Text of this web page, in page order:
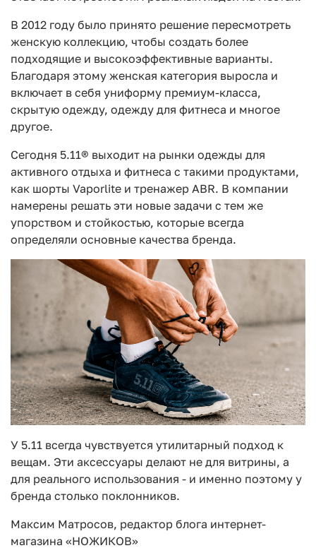
В 2012 году было принято решение пересмотреть
женскую коллекцию, чтобы создать более
подходящие и высокоэффективные варианты.
Благодаря этому женская категория выросла и
включает в себя униформу премиум-класса,
скрытую одежду, одежду для фитнеса и многое
другое.
Сегодня 5.11® выходит на рынки одежды для
активного отдыха и фитнеса с такими продуктами,
как шорты Vaporlite и тренажер ABR. В компании
намерены решать эти новые задачи с тем же
упорством и стойкостью, которые всегда
определяли основные качества бренда.
У 5.11 всегда чувствуется утилитарный подход к
вещам. Эти аксессуары делают не для витрины, а
для реального использования - и именно поэтому у
бренда столько поклонников.
Максим Матросов, редактор блога интернет-
магазина «НОЖИКОВ»